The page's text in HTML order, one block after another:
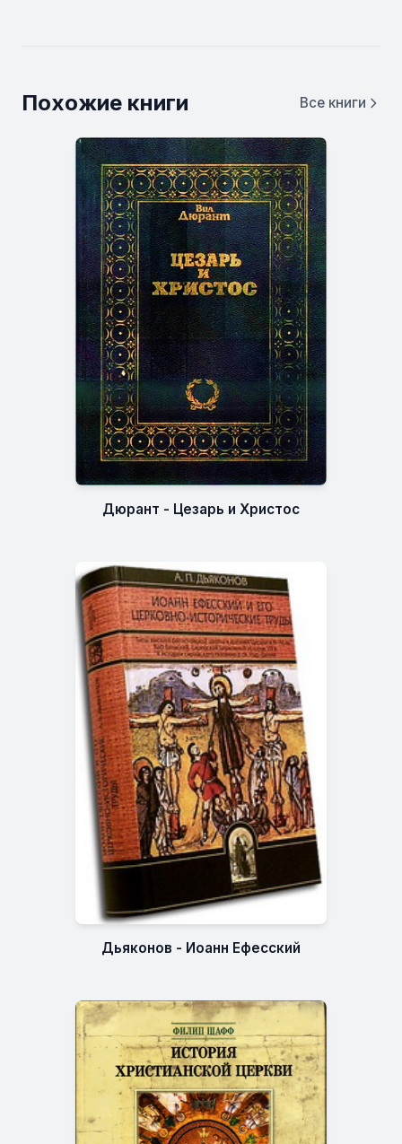
Похожие книги Все книги
Дюрант - Цезарь и Христос
Дьяконов - Иоанн Ефесский